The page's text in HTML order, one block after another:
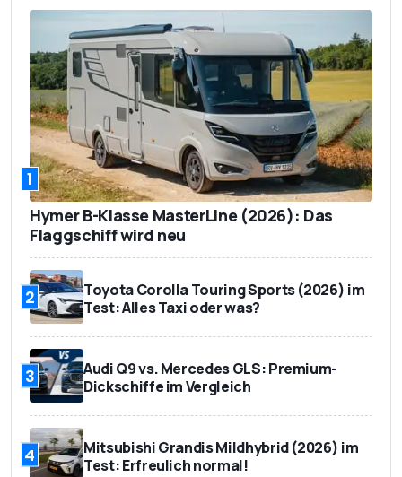
1
Hymer B-Klasse MasterLine (2026): Das
Flaggschiff wird neu
2
Toyota Corolla Touring Sports (2026) im
Test: Alles Taxi oder was?
3
Audi Q9 vs. Mercedes GLS: Premium-
Dickschiffe im Vergleich
4
Mitsubishi Grandis Mildhybrid (2026) im
Test: Erfreulich normal!